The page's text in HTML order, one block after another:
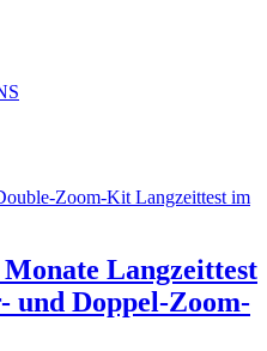
Langzeittest
und Doppel-Zoom-